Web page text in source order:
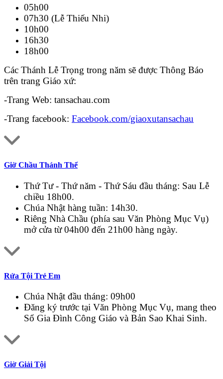
05h00
07h30 (Lễ Thiếu Nhi)
10h00
16h30
18h00
Các Thánh Lễ Trọng trong năm sẽ được Thông Báo
trên trang Giáo xứ:
-Trang Web: tansachau.com
-Trang facebook: Facebook.com/giaoxutansachau
Giờ Chầu Thánh Thể
Thứ Tư - Thứ năm - Thứ Sáu đầu tháng: Sau Lễ
chiều 18h00.
Chúa Nhật hàng tuần: 14h30.
Riêng Nhà Chầu (phía sau Văn Phòng Mục Vụ)
mở cửa từ 04h00 đến 21h00 hàng ngày.
Rửa Tội Trẻ Em
Chúa Nhật đầu tháng: 09h00
Đăng ký trước tại Văn Phòng Mục Vụ, mang theo
Sổ Gia Đình Công Giáo và Bản Sao Khai Sinh.
Giờ Giải Tội